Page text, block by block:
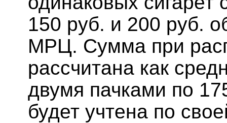
150 руб. и 200 руб.
МРЦ. Сумма при
рассчитана как
двумя пачками по
будет учтена по